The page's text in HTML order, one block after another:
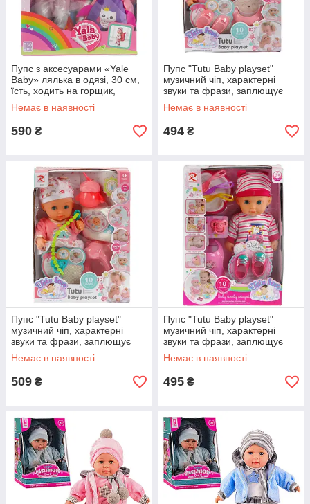
Пупс з аксесуарами «Yale
Baby» лялька в одязі, 30 см,
їсть, ходить на горщик,
заплющує очі, з аксесуарами
(YL1932А)
Немає в наявності
590 ₴
Пупс "Tutu Baby playset"
музичний чіп, характерні
звуки та фрази, заплющує
очі, аксесуари, в коробці
(9567)
Немає в наявності
494 ₴
Пупс "Tutu Baby playset"
музичний чіп, характерні
звуки та фрази, заплющує
очі, аксесуари, в коробці
(9560)
Немає в наявності
509 ₴
Пупс "Tutu Baby playset"
музичний чіп, характерні
звуки та фрази, заплющує
очі, аксесуари, в коробці
(8261)
Немає в наявності
495 ₴